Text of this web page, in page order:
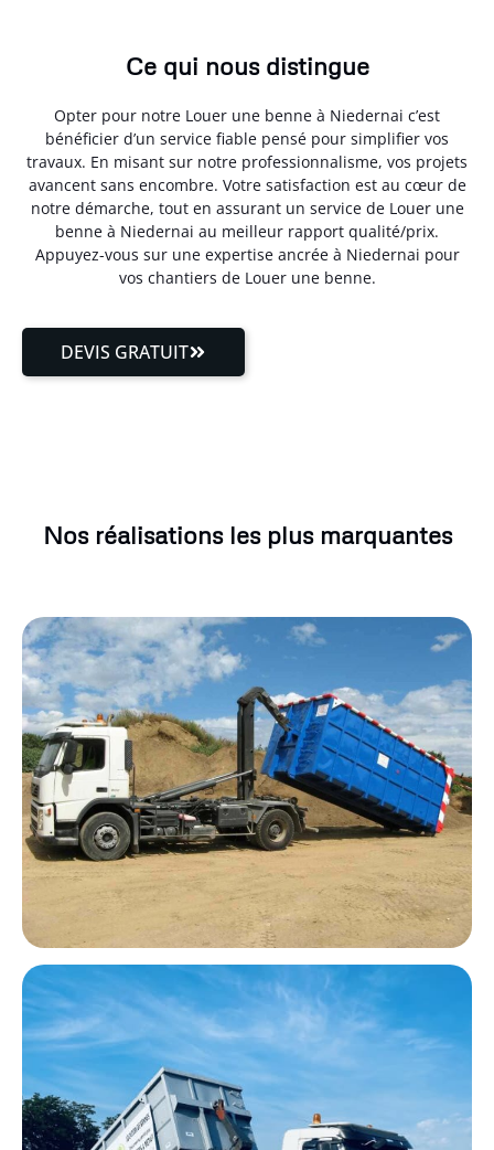
Ce qui nous distingue
Opter pour notre Louer une benne à Niedernai c’est
bénéficier d’un service fiable pensé pour simplifier vos
travaux. En misant sur notre professionnalisme, vos projets
avancent sans encombre. Votre satisfaction est au cœur de
notre démarche, tout en assurant un service de Louer une
benne à Niedernai au meilleur rapport qualité/prix.
Appuyez-vous sur une expertise ancrée à Niedernai pour
vos chantiers de Louer une benne.
DEVIS GRATUIT
Nos réalisations les plus marquantes